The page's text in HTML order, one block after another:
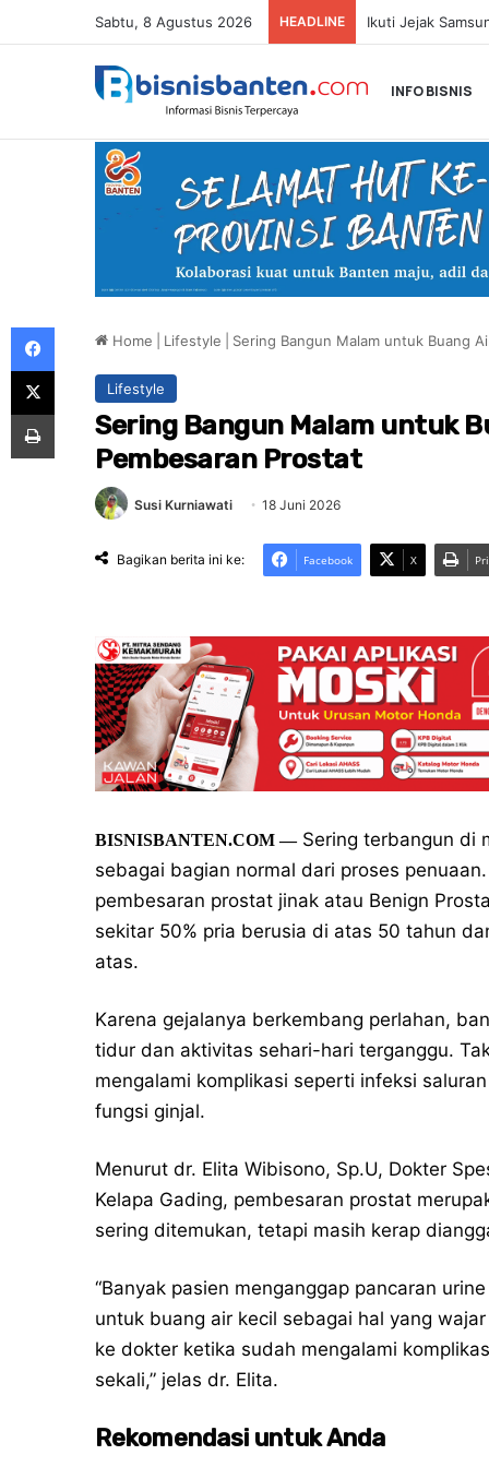
Sabtu, 8 Agustus 2026 HEADLINE
INFO BISNIS
Home Lifestyle Sering Bangun Malam untuk Buang
Lifestyle
Sering Bangun Malam untuk
Pembesaran Prostat
Susi Kurniawati 18 Juni 2026
Bagikan berita ini ke: Facebook X
BISNISBANTEN.COM—Sering terbangun di
sebagai bagian normal dari proses
pembesaran prostat jinak atau Benign
sekitar 50% pria berusia di atas 50 tahun
atas.
Karena gejalanya berkembang perlahan,
tidur dan aktivitas sehari-hari terganggu.
mengalami komplikasi seperti infeksi
fungsi ginjal.
Menurut dr. Elita Wibisono, Sp.U, Dokter
Kelapa Gading, pembesaran prostat
sering ditemukan, tetapi masih kerap
“Banyak pasien menganggap pancaran
untuk buang air kecil sebagai hal yang
ke dokter ketika sudah mengalami
sekali,” jelas dr. Elita.
Rekomendasi untuk Anda